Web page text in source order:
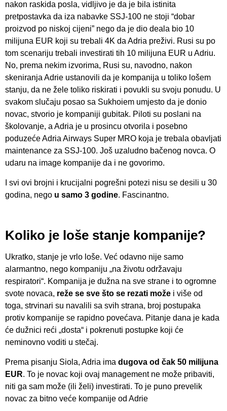
nakon raskida posla, vidljivo je da je bila istinita
pretpostavka da iza nabavke SSJ-100 ne stoji “dobar
proizvod po niskoj cijeni” nego da je dio deala bio 10
milijuna EUR koji su trebali 4K da Adria preživi. Rusi su po
tom scenariju trebali investirati tih 10 milijuna EUR u Adriu.
No, prema nekim izvorima, Rusi su, navodno, nakon
skeniranja Adrie ustanovili da je kompanija u toliko lošem
stanju, da ne žele toliko riskirati i povukli su svoju ponudu. U
svakom slučaju posao sa Sukhoiem umjesto da je donio
novac, stvorio je kompaniji gubitak. Piloti su poslani na
školovanje, a Adria je u prosincu otvorila i posebno
poduzeće Adria Airways Super MRO koja je trebala obavljati
maintenance za SSJ-100. Još uzaludno bačenog novca. O
udaru na image kompanije da i ne govorimo.
I svi ovi brojni i krucijalni pogrešni potezi nisu se desili u 30
godina, nego u samo 3 godine. Fascinantno.
Koliko je loše stanje kompanije?
Ukratko, stanje je vrlo loše. Već odavno nije samo
alarmantno, nego kompaniju „na životu održavaju
respiratori“. Kompanija je dužna na sve strane i to ogromne
svote novaca, reže se sve što se rezati može i više od
toga, strvinari su navalili sa svih strana, broj postupaka
protiv kompanije se rapidno povećava. Pitanje dana je kada
će dužnici reći „dosta“ i pokrenuti postupke koji će
neminovno voditi u stečaj.
Prema pisanju Siola, Adria ima dugova od čak 50 milijuna
EUR. To je novac koji ovaj management ne može pribaviti,
niti ga sam može (ili želi) investirati. To je puno prevelik
novac za bitno veće kompanije od Adrie